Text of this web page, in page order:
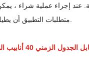
والبلدية. عند إجراء عملية